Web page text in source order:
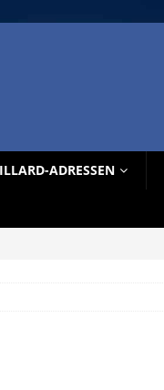
ADRESSEN